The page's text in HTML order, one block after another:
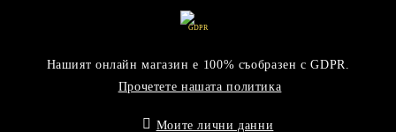
GDPR
Нашият онлайн магазин е 100% съобразен с GDPR.
Прочетете нашата политика
Моите лични данни